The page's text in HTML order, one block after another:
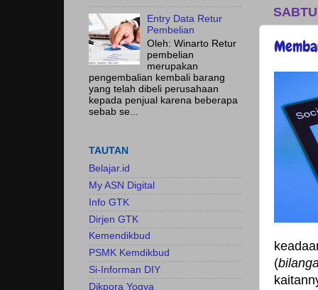
(
Entry Data Retur
Pembelian
Oleh: Winarto Retur
pembelian
merupakan
pengembalian kembali barang
yang telah dibeli perusahaan
kepada penjual karena beberapa
sebab se...
TAUTAN
Belajar.id
My ASN Digital
Info GTK
Dirjen GTK
Kemendikbud
PSMK Kemdikbud
Si-Informan DIY
Dikpora Yogya